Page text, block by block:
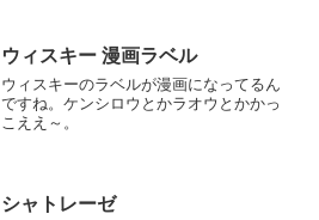
ウィスキー 漫画ラベル
ウィスキーのラベルが漫画になってるん
ですね。ケンシロウとかラオウとかかっ
こええ～。
シャトレーゼ